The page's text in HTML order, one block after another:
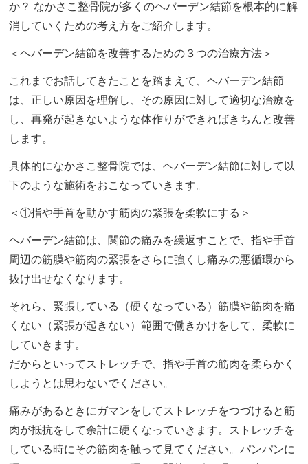
か？ なかさこ整骨院が多くのヘバーデン結節を根本的に解
消していくための考え方をご紹介します。
＜ヘバーデン結節を改善するための３つの治療方法＞
これまでお話してきたことを踏まえて、ヘバーデン結節
は、正しい原因を理解し、その原因に対して適切な治療を
し、再発が起きないような体作りができればきちんと改善
します。
具体的になかさこ整骨院では、ヘバーデン結節に対して以
下のような施術をおこなっていきます。
＜①指や手首を動かす筋肉の緊張を柔軟にする＞
ヘバーデン結節は、関節の痛みを繰返すことで、指や手首
周辺の筋膜や筋肉の緊張をさらに強くし痛みの悪循環から
抜け出せなくなります。
それら、緊張している（硬くなっている）筋膜や筋肉を痛
くない（緊張が起きない）範囲で働きかけをして、柔軟に
していきます。
だからといってストレッチで、指や手首の筋肉を柔らかく
しようとは思わないでください。
痛みがあるときにガマンをしてストレッチをつづけると筋
肉が抵抗をして余計に硬くなっていきます。ストレッチを
している時にその筋肉を触って見てください。パンパンに